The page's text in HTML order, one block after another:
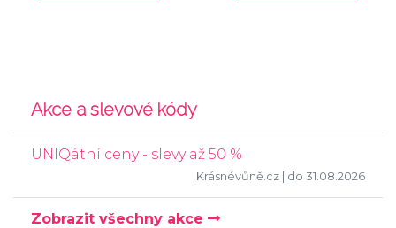
Akce a slevové kódy
UNIQátní ceny - slevy až 50 %
Krásnévůně.cz | do 31.08.2026
Zobrazit všechny akce